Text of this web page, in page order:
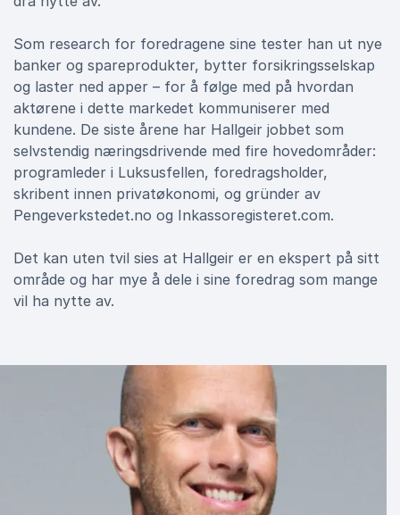
Som research for foredragene sine tester han ut nye
banker og spareprodukter, bytter forsikringsselskap
og laster ned apper – for å følge med på hvordan
aktørene i dette markedet kommuniserer med
kundene. De siste årene har Hallgeir jobbet som
selvstendig næringsdrivende med fire hovedområder:
programleder i Luksusfellen, foredragsholder,
skribent innen privatøkonomi, og gründer av
Pengeverkstedet.no og Inkassoregisteret.com.
Det kan uten tvil sies at Hallgeir er en ekspert på sitt
område og har mye å dele i sine foredrag som mange
vil ha nytte av.